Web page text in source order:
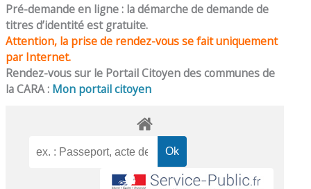
Pré-demande en ligne : la démarche de demande de
titres d’identité est gratuite.
Attention, la prise de rendez-vous se fait uniquement
par Internet.
Rendez-vous sur le Portail Citoyen des communes de
la CARA : Mon portail citoyen